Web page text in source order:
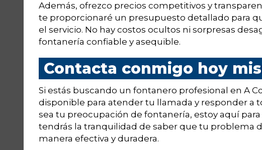
Además, ofrezco precios competitivos y
te proporcionaré un presupuesto detallado para
el servicio. No hay costos ocultos ni sorpresas
fontanería confiable y asequible.
Contacta conmigo hoy
Si estás buscando un fontanero profesional en A
disponible para atender tu llamada y responder a
sea tu preocupación de fontanería, estoy aquí
tendrás la tranquilidad de saber que tu problema
manera efectiva y duradera.